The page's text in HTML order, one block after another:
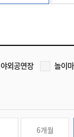
야외공연장 놀이
6개월